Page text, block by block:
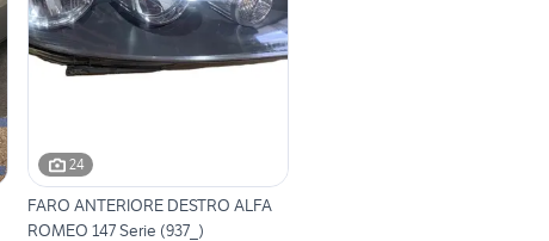
24
FARO ANTERIORE DESTRO ALFA
ROMEO 147 Serie (937_)